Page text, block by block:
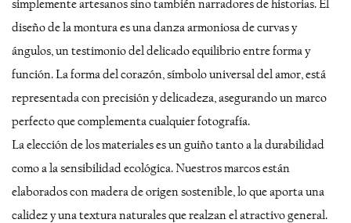
simplemente artesanos sino también narradores de historias. El
diseño de la montura es una danza armoniosa de curvas y
ángulos, un testimonio del delicado equilibrio entre forma y
función. La forma del corazón, símbolo universal del amor, está
representada con precisión y delicadeza, asegurando un marco
perfecto que complementa cualquier fotografía.
La elección de los materiales es un guiño tanto a la durabilidad
como a la sensibilidad ecológica. Nuestros marcos están
elaborados con madera de origen sostenible, lo que aporta una
calidez y una textura naturales que realzan el atractivo general.